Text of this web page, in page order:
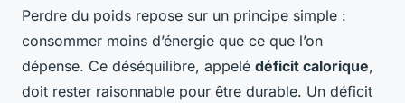
Perdre du poids repose sur un principe simple :
consommer moins d’énergie que ce que l’on
dépense. Ce déséquilibre, appelé déficit calorique,
doit rester raisonnable pour être durable. Un déficit